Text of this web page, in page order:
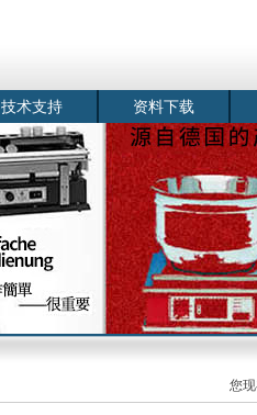
技术支持 资料下载
您现